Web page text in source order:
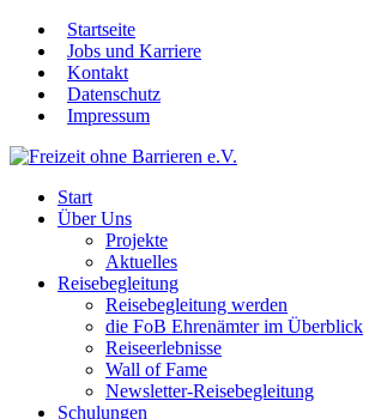
Startseite
Jobs und Karriere
Kontakt
Datenschutz
Impressum
Start
Über Uns
Projekte
Aktuelles
Reisebegleitung
Reisebegleitung werden
die FoB Ehrenämter im Überblick
Reiseerlebnisse
Wall of Fame
Newsletter-Reisebegleitung
Schulungen